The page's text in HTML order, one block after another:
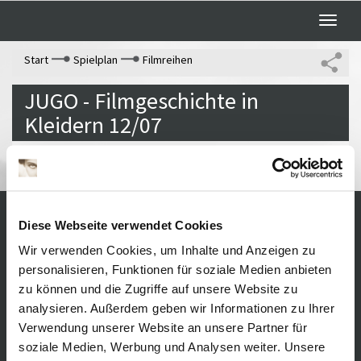
Diese Webseite verwendet Cookies
Wir verwenden Cookies, um Inhalte und Anzeigen zu
personalisieren, Funktionen für soziale Medien anbieten
zu können und die Zugriffe auf unsere Website zu
analysieren. Außerdem geben wir Informationen zu Ihrer
Verwendung unserer Website an unsere Partner für
soziale Medien, Werbung und Analysen weiter. Unsere
Toggle
Start
Spielplan Filmreihen
JUGO - Filmgeschichte in
Kleidern 12/07
Öffnungszeiten /
Preise
Führungen /
Vermittlung
Über uns
Freundeskreis
Sitemap
Datenschutz
Cookie-
Einstellungen